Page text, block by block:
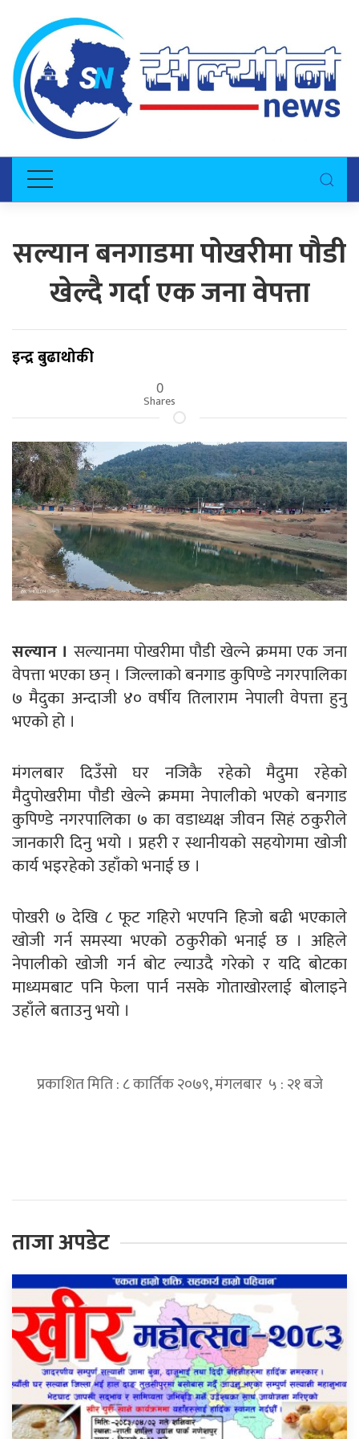
सल्यान बनगाडमा पोखरीमा पौडी
खेल्दै गर्दा एक जना वेपत्ता
इन्द्र बुढाथोकी
0
Shares
सल्यान । सल्यानमा पोखरीमा पौडी खेल्ने क्रममा एक जना
वेपत्ता भएका छन् । जिल्लाको बनगाड कुपिण्डे नगरपालिका
७ मैदुका अन्दाजी ४० वर्षीय तिलाराम नेपाली वेपत्ता हुनु
भएको हो ।
मंगलबार दिउँसो घर नजिकै रहेको मैदुमा रहेको
मैदुपोखरीमा पौडी खेल्ने क्रममा नेपालीको भएको बनगाड
कुपिण्डे नगरपालिका ७ का वडाध्यक्ष जीवन सिहं ठकुरीले
जानकारी दिनु भयो । प्रहरी र स्थानीयको सहयोगमा खोजी
कार्य भइरहेको उहाँको भनाई छ ।
पोखरी ७ देखि ८ फूट गहिरो भएपनि हिजो बढी भएकाले
खोजी गर्न समस्या भएको ठकुरीको भनाई छ । अहिले
नेपालीको खोजी गर्न बोट ल्याउदै गरेको र यदि बोटका
माध्यमबाट पनि फेला पार्न नसके गोताखोरलाई बोलाइने
उहाँले बताउनु भयो ।
प्रकाशित मिति : ८ कार्तिक २०७९, मंगलबार ५ : २१ बजे
ताजा अपडेट